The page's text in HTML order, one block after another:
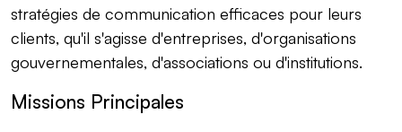
stratégies de communication efficaces pour leurs
clients, qu'il s'agisse d'entreprises, d'organisations
gouvernementales, d'associations ou d'institutions.
Missions Principales